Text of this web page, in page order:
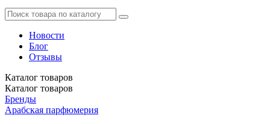
Новости
Блог
Отзывы
Каталог товаров
Каталог товаров
Бренды
Арабская парфюмерия